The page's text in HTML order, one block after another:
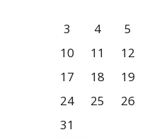
3
4 5
10
11 12
17
18 19
24
25 26
31